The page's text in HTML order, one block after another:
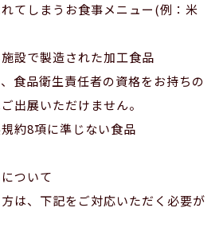
てしまうお食事メニュー(例：米
設で製造された加工食品
食品衛生責任者の資格をお持ちの
出展いただけません。
約8項に準じない食品
ついて
は、下記をご対応いただく必要が